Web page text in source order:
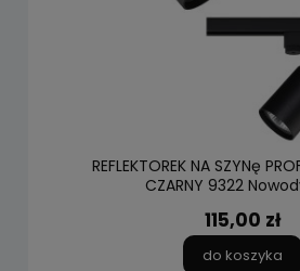
REFLEKTOREK NA SZYNę
CZARNY 9322
115,00 zł
do koszyka